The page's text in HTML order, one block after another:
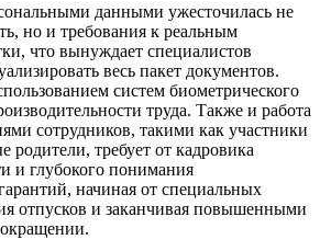
данными ужесточилась не
но и требования к реальным
что вынуждает специалистов
весь пакет документов.
систем биометрического
труда. Также и работа
сотрудников, такими как участники
требует от кадровика
и глубокого понимания
начиная от специальных
отпусков и заканчивая повышенными